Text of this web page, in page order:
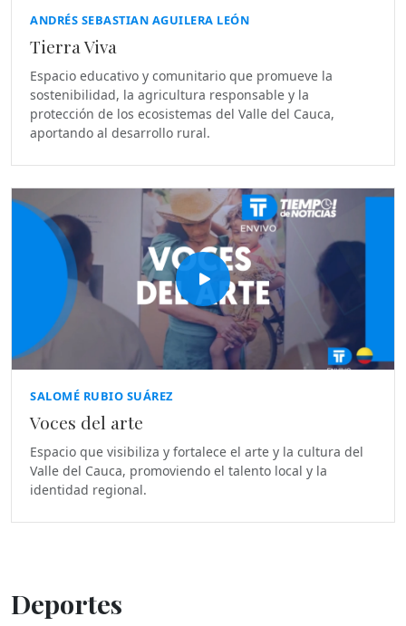
ANDRÉS SEBASTIAN AGUILERA LEÓN
Tierra Viva
Espacio educativo y comunitario que promueve la
sostenibilidad, la agricultura responsable y la
protección de los ecosistemas del Valle del Cauca,
aportando al desarrollo rural.
SALOMÉ RUBIO SUÁREZ
Voces del arte
Espacio que visibiliza y fortalece el arte y la cultura del
Valle del Cauca, promoviendo el talento local y la
identidad regional.
Deportes